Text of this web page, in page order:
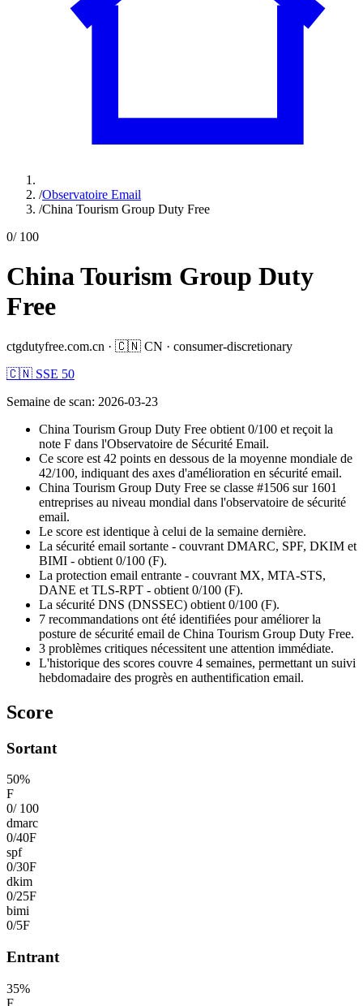
/Observatoire Email
/China Tourism Group Duty Free
0/ 100
China Tourism Group Duty
Free
ctgdutyfree.com.cn · 🇨🇳 CN · consumer-discretionary
🇨🇳 SSE 50
Semaine de scan: 2026-03-23
China Tourism Group Duty Free obtient 0/100 et reçoit la
note F dans l'Observatoire de Sécurité Email.
Ce score est 42 points en dessous de la moyenne mondiale de
42/100, indiquant des axes d'amélioration en sécurité email.
China Tourism Group Duty Free se classe #1506 sur 1601
entreprises au niveau mondial dans l'observatoire de sécurité
email.
Le score est identique à celui de la semaine dernière.
La sécurité email sortante - couvrant DMARC, SPF, DKIM et
BIMI - obtient 0/100 (F).
La protection email entrante - couvrant MX, MTA-STS,
DANE et TLS-RPT - obtient 0/100 (F).
La sécurité DNS (DNSSEC) obtient 0/100 (F).
7 recommandations ont été identifiées pour améliorer la
posture de sécurité email de China Tourism Group Duty Free.
3 problèmes critiques nécessitent une attention immédiate.
L'historique des scores couvre 4 semaines, permettant un suivi
hebdomadaire des progrès en authentification email.
Score
Sortant
50%
F
0/ 100
dmarc
0/40F
spf
0/30F
dkim
0/25F
bimi
0/5F
Entrant
35%
F